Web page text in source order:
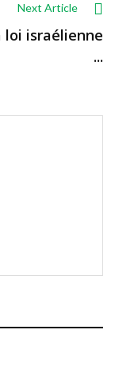
Next Article
israélienne
...